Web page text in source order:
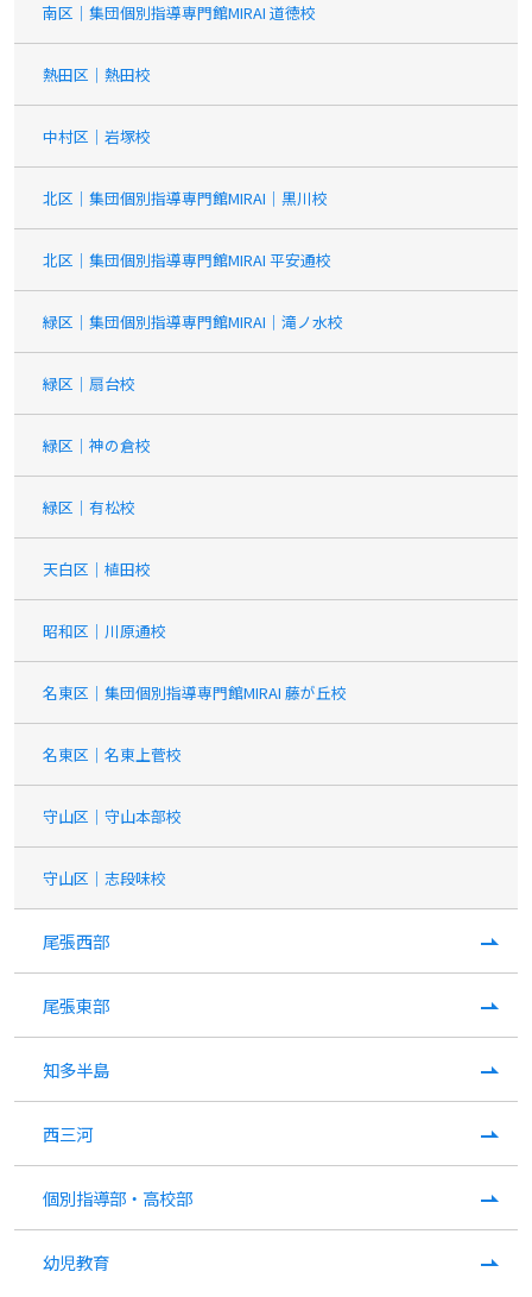
南区｜集団個別指導専門館MIRAI 道徳校
熱田区｜熱田校
中村区｜岩塚校
北区｜集団個別指導専門館MIRAI｜黒川校
北区｜集団個別指導専門館MIRAI 平安通校
緑区｜集団個別指導専門館MIRAI｜滝ノ水校
緑区｜扇台校
緑区｜神の倉校
緑区｜有松校
天白区｜植田校
昭和区｜川原通校
名東区｜集団個別指導専門館MIRAI 藤が丘校
名東区｜名東上菅校
守山区｜守山本部校
守山区｜志段味校
尾張西部
尾張東部
知多半島
西三河
個別指導部・高校部
幼児教育